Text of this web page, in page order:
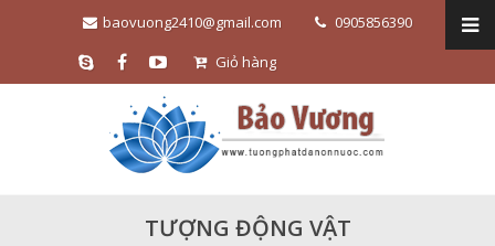
baovuong2410@gmail.com
0905856390
Giỏ hàng
TƯỢNG ĐỘNG VẬT